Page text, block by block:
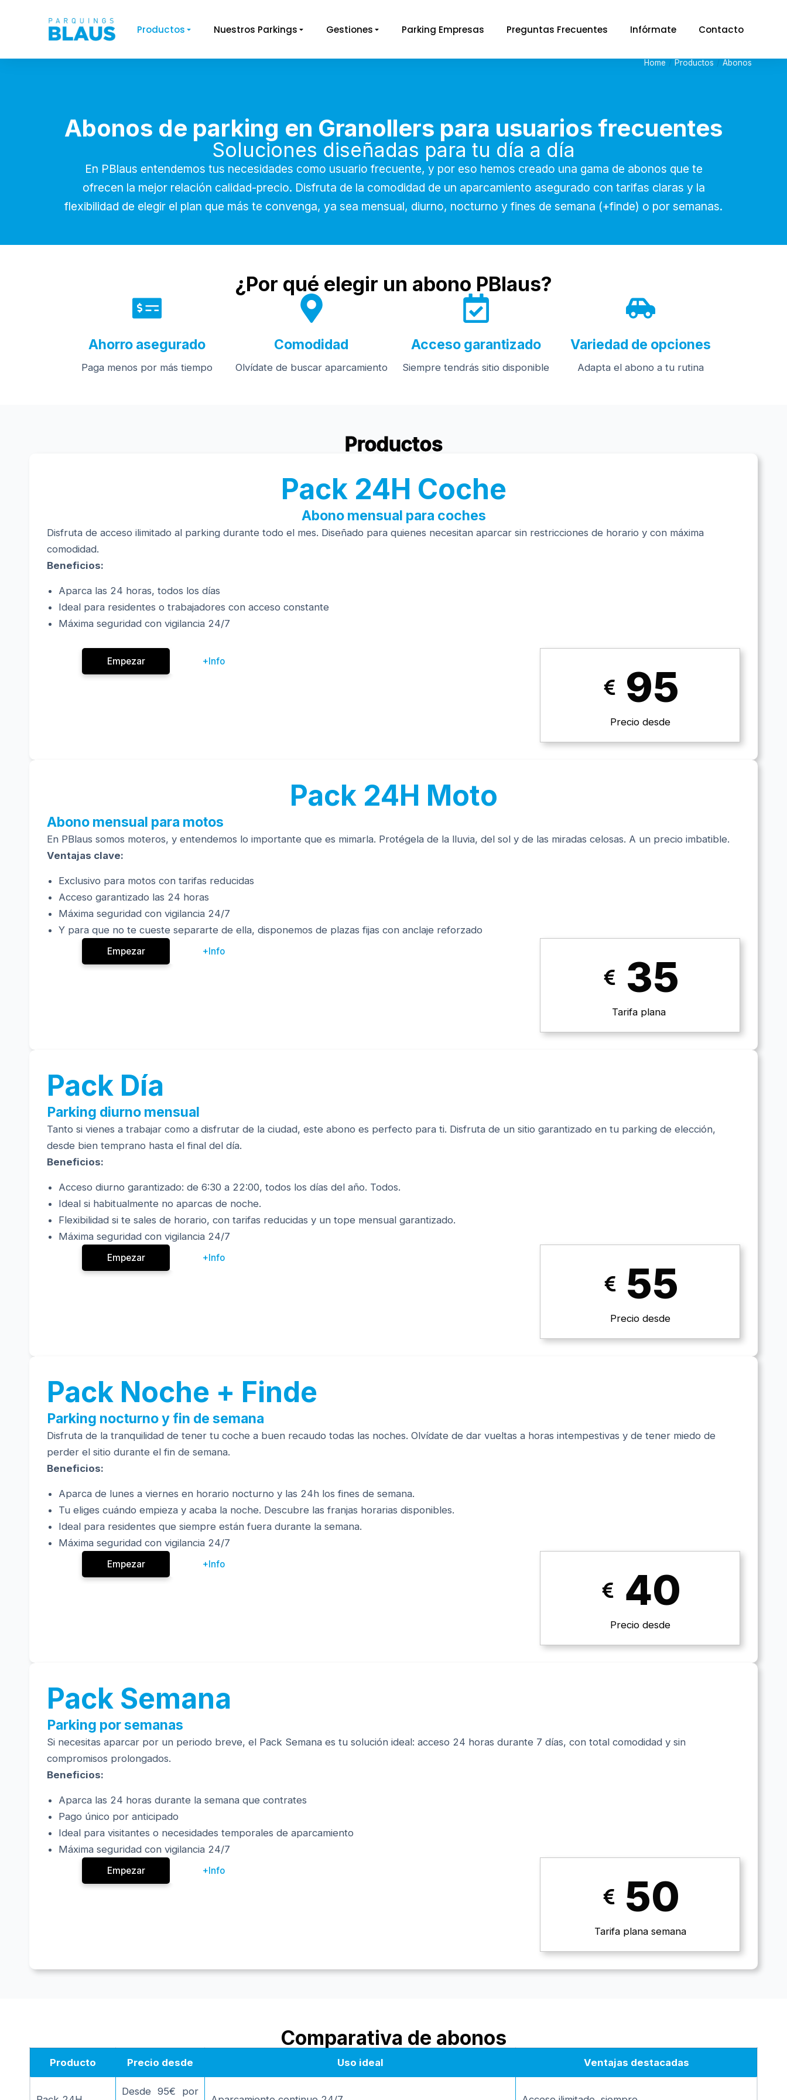
Productos Nuestros Parkings Gestiones Parking Empresas Preguntas Frecuentes Infórmate Contacto
Home Productos Abonos
Abonos de parking en Granollers para usuarios frecuentes
Soluciones diseñadas para tu día a día
En PBlaus entendemos tus necesidades como usuario frecuente, y por eso hemos creado una gama de abonos que te
ofrecen la mejor relación calidad-precio. Disfruta de la comodidad de un aparcamiento asegurado con tarifas claras y la
flexibilidad de elegir el plan que más te convenga, ya sea mensual, diurno, nocturno y fines de semana (+finde) o por semanas.
¿Por qué elegir un abono PBlaus?
Ahorro asegurado
Paga menos por más tiempo
Comodidad
Olvídate de buscar aparcamiento
Acceso garantizado
Siempre tendrás sitio disponible
Variedad de opciones
Adapta el abono a tu rutina
Productos
Pack 24H Coche
Abono mensual para coches
Disfruta de acceso ilimitado al parking durante todo el mes. Diseñado para quienes necesitan aparcar sin restricciones de horario y con máxima
comodidad.
Beneficios:
Aparca las 24 horas, todos los días
Ideal para residentes o trabajadores con acceso constante
Máxima seguridad con vigilancia 24/7
Empezar +Info
95
Precio desde
Pack 24H Moto
Abono mensual para motos
En PBlaus somos moteros, y entendemos lo importante que es mimarla. Protégela de la lluvia, del sol y de las miradas celosas. A un precio imbatible.
Ventajas clave:
Exclusivo para motos con tarifas reducidas
Acceso garantizado las 24 horas
Máxima seguridad con vigilancia 24/7
Y para que no te cueste separarte de ella, disponemos de plazas fijas con anclaje reforzado
Empezar +Info
35
Tarifa plana
Pack Día
Parking diurno mensual
Tanto si vienes a trabajar como a disfrutar de la ciudad, este abono es perfecto para ti. Disfruta de un sitio garantizado en tu parking de elección,
desde bien temprano hasta el final del día.
Beneficios:
Acceso diurno garantizado: de 6:30 a 22:00, todos los días del año. Todos.
Ideal si habitualmente no aparcas de noche.
Flexibilidad si te sales de horario, con tarifas reducidas y un tope mensual garantizado.
Máxima seguridad con vigilancia 24/7
Empezar +Info
55
Precio desde
Pack Noche + Finde
Parking nocturno y fin de semana
Disfruta de la tranquilidad de tener tu coche a buen recaudo todas las noches. Olvídate de dar vueltas a horas intempestivas y de tener miedo de
perder el sitio durante el fin de semana.
Beneficios:
Aparca de lunes a viernes en horario nocturno y las 24h los fines de semana.
Tu eliges cuándo empieza y acaba la noche. Descubre las franjas horarias disponibles.
Ideal para residentes que siempre están fuera durante la semana.
Máxima seguridad con vigilancia 24/7
Empezar +Info
40
Precio desde
Pack Semana
Parking por semanas
Si necesitas aparcar por un periodo breve, el Pack Semana es tu solución ideal: acceso 24 horas durante 7 días, con total comodidad y sin
compromisos prolongados.
Beneficios:
Aparca las 24 horas durante la semana que contrates
Pago único por anticipado
Ideal para visitantes o necesidades temporales de aparcamiento
Máxima seguridad con vigilancia 24/7
Empezar +Info
50
Tarifa plana semana
Comparativa de abonos
Producto Precio desde Uso ideal Ventajas destacadas
Desde 95€ por